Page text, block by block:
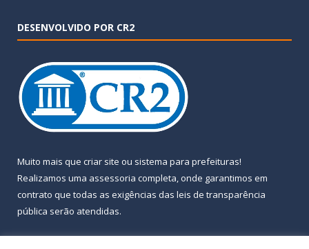
DESENVOLVIDO POR CR2
Muito mais que criar site ou sistema para prefeituras!
Realizamos uma assessoria completa, onde garantimos em
contrato que todas as exigências das leis de transparência
pública serão atendidas.